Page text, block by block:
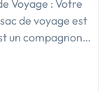
Voyage : Votre
de voyage est
un compagnon…